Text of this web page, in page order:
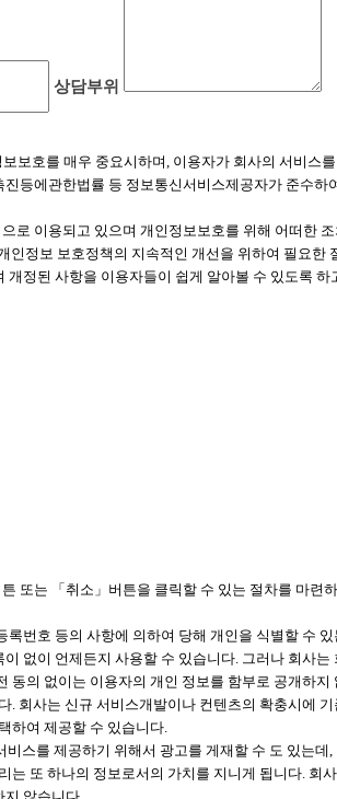
상담부위
보호를 매우 중요시하며, 이용자가 회사의 서비스
등에관한법률 등 정보통신서비스제공자가 준수
이용되고 있으며 개인정보보호를 위해 어떠한
정보 보호정책의 지속적인 개선을 위하여 필요
정된 사항을 이용자들이 쉽게 알아볼 수 있도록
또는 「취소」버튼을 클릭할 수 있는 절차를 마련
번호 등의 사항에 의하여 당해 개인을 식별할 수
없이 언제든지 사용할 수 있습니다. 그러나 회사
의 없이는 이용자의 개인 정보를 함부로 공개하
회사는 신규 서비스개발이나 컨텐츠의 확충시에
하여 제공할 수 있습니다.
스를 제공하기 위해서 광고를 게재할 수 도 있는
또 하나의 정보로서의 가치를 지니게 됩니다.